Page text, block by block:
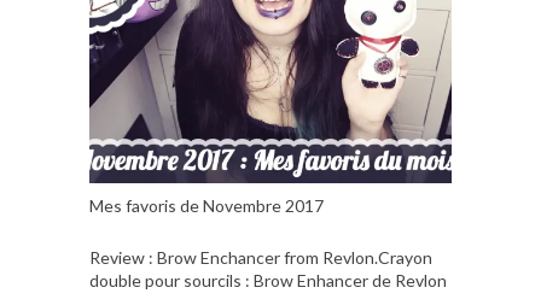
Mes favoris de Novembre 2017
Review : Brow Enchancer from Revlon.Crayon
double pour sourcils : Brow Enhancer de Revlon